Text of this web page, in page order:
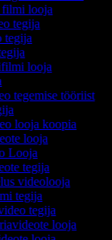
filmi looja
tegija
tegija
looja
tegemise tööriist
looja koopia
looja
Looja
tegija
videolooja
tegija
tegija
looja